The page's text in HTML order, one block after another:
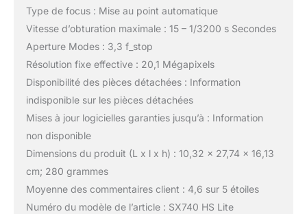
Type de focus : Mise au point automatique
Vitesse d’obturation maximale : 15 – 1/3200 s Secondes
Aperture Modes : 3,3 f_stop
Résolution fixe effective : 20,1 Mégapixels
Disponibilité des pièces détachées : Information
indisponible sur les pièces détachées
Mises à jour logicielles garanties jusqu’à : Information
non disponible
Dimensions du produit (L x l x h) : 10,32 x 27,74 x 16,13
cm; 280 grammes
Moyenne des commentaires client : 4,6 sur 5 étoiles
Numéro du modèle de l’article : SX740 HS Lite